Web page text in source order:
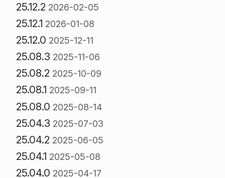
25.12.2 2026-02-05
25.12.1 2026-01-08
25.12.0 2025-12-11
25.08.3 2025-11-06
25.08.2 2025-10-09
25.08.1 2025-09-11
25.08.0 2025-08-14
25.04.3 2025-07-03
25.04.2 2025-06-05
25.04.1 2025-05-08
25.04.0 2025-04-17